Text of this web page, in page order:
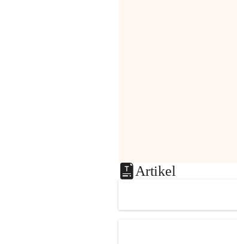
Artikel